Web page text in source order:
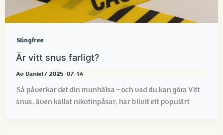
Stingfree
Är vitt snus farligt?
Av Daniel/ 2025-07-14
Så påverkar det din munhälsa – och vad du kan göra Vitt
snus, även kallat nikotinpåsar, har blivit ett populärt